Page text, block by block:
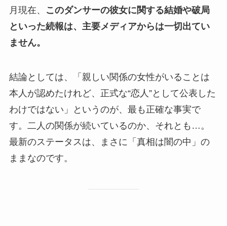
月現在、
このダンサーの彼女に関する結婚や破局
といった続報は、主要メディアからは一切出てい
ません。
結論としては、「親しい関係の女性がいることは
本人が認めたけれど、正式な“恋人”として公表した
わけではない」というのが、最も正確な事実で
す。二人の関係が続いているのか、それとも…。
最新のステータスは、まさに「真相は闇の中」の
ままなのです。